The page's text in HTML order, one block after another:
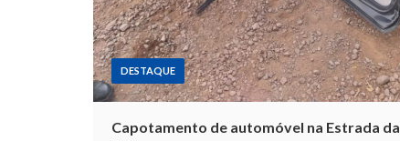
DESTAQUE
Capotamento de automóvel na Estrada da